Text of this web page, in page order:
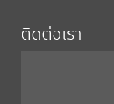
ติดต่อเรา